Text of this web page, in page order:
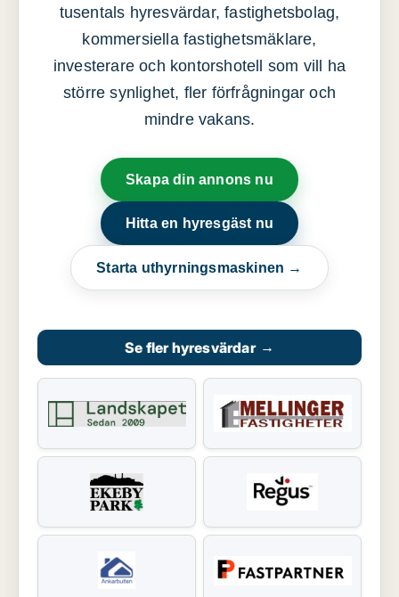
tusentals hyresvärdar, fastighetsbolag,
kommersiella fastighetsmäklare,
investerare och kontorshotell som vill ha
större synlighet, fler förfrågningar och
mindre vakans.
Skapa din annons nu
Hitta en hyresgäst nu
Starta uthyrningsmaskinen →
Se fler hyresvärdar →